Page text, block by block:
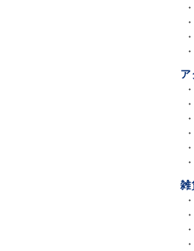
・
・
・
・
・
・
・
・
・
・
雑
・
・
・
・